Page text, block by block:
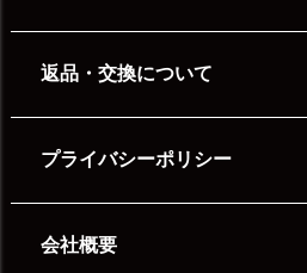
返品・交換について
プライバシーポリシー
会社概要